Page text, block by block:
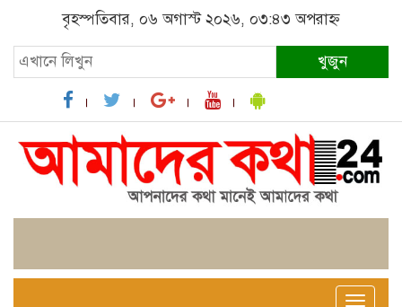
বৃহস্পতিবার, ০৬ অগাস্ট ২০২৬, ০৩:৪৩ অপরাহ্ন
খুজুন